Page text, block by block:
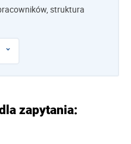
struktura
zapytania: